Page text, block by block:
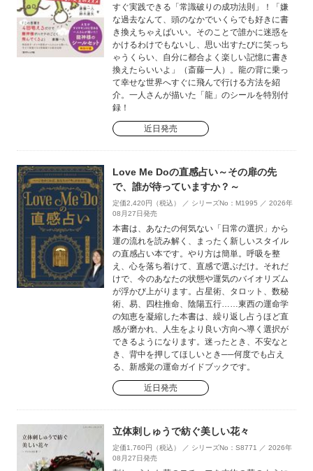
すぐ実践できる「常識破りの成功法則」！「嫌
な過去なんて、頭のなかでいくらでも好きに書
き換えちゃえばいい。そのことで誰かに迷惑を
かけるわけでもないし、思い出すたびに笑っち
ゃうくらい、自分に都合よく楽しい記憶に書き
換えたらいいよ」（斎藤一人）。龍の背に乗っ
て幸せな世界へすぐに飛んで行ける方法を紹
介。一人さんが描いた「龍」のシールを特別付
録！
近日発売
Love Me Doの直感占い～その扉の先
で、誰が待っていますか？～
定価2,420円（税込） ／ シリーズNo：M1995 ／ 2026年
08月27日発売
本書は、あなたの何気ない「日常の選択」から
運の流れを読み解く、まったく新しいスタイル
の直感占い本です。やり方は簡単。呼吸を整
え、心を落ち着けて、直感で選ぶだけ。それだ
けで、今のあなたの状態や運気のバイオリズム
が浮かび上がります。占星術、タロット、数秘
術、易、四柱推命、陰陽五行……東西の運命学
の知恵を凝縮した本書は、繰り返し占うほど直
感が磨かれ、人生をより良い方向へ導く選択が
できるようになります。迷ったとき、不安なと
き、背中を押してほしいとき──何度でも占え
る、新感覚の運命ガイドブックです。
近日発売
立体刺しゅうで紡ぐ美しい花々
定価1,760円（税込） ／ シリーズNo：S8771 ／ 2026年
08月27日発売